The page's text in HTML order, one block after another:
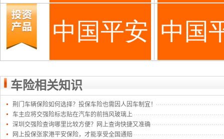
车险相关知识
荆门车辆保险如何选择？投保车险也需因人因车制宜！
车主应将交强险标志贴在汽车的前挡风玻璃上
深圳交强险查询哪里比较方便？网上查询快捷又准确
网上投保张家港平安保险，才能享受全国通赔